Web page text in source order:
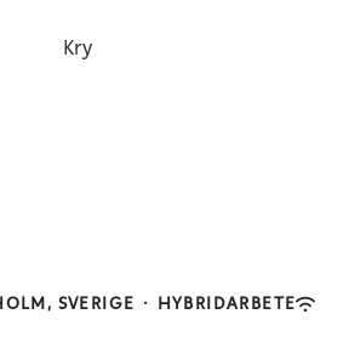
Kry
SVERIGE · HYBRIDARBETE